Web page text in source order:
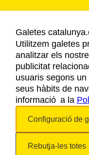
Galetes
Utilitzem galetes
analitzar els
publicitat
usuaris segons
seus hàbits de
informació a la
Configuració de
Rebutja-les totes